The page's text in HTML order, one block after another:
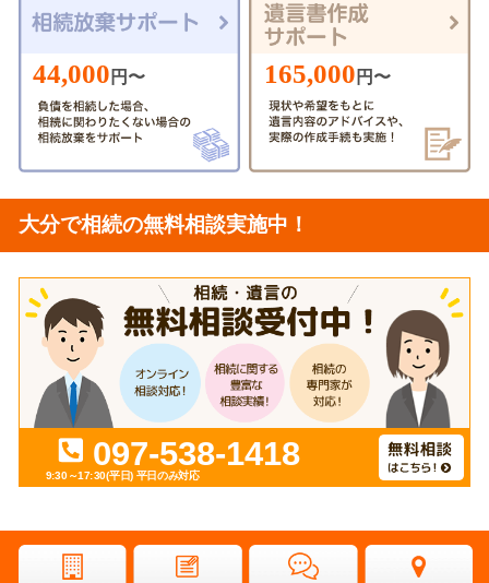
44,000 円〜 165,000 円〜
大分で相続の無料相談実施中！
097-538-1418
9:30～17:30(平日) 平日のみ対応